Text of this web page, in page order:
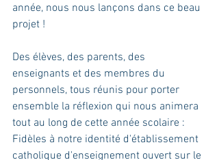
année, nous nous lançons dans ce beau
projet !
Des élèves, des parents, des
enseignants et des membres du
personnels, tous réunis pour porter
ensemble la réflexion qui nous animera
tout au long de cette année scolaire :
Fidèles à notre identité d'établissement
catholique d'enseignement ouvert sur le